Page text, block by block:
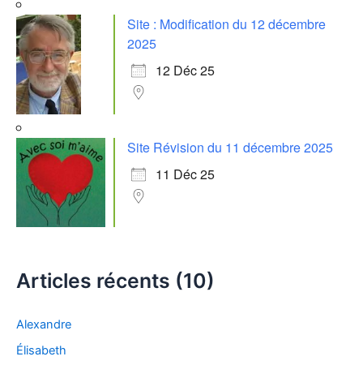
Site : Modification du 12 décembre
2025
12 Déc 25
Site Révision du 11 décembre 2025
11 Déc 25
Articles récents (10)
Alexandre
Élisabeth